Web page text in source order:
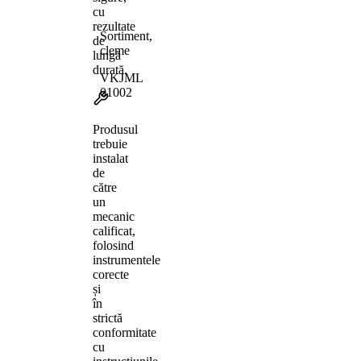
cu
rezultate
de
lungă
durată.
Produsul
trebuie
instalat
de
către
un
mecanic
calificat,
folosind
instrumentele
corecte
și
în
strictă
conformitate
cu
Sortiment,
cleme
VKJML
01002